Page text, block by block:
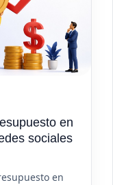
en
sociales
en